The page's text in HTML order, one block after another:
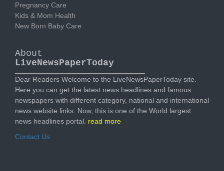
Pregnancy Care
Kids & Mom Health
New Born Baby Care
About
LiveNewsPaperToday
Dear Readers Welcome to the LiveNewsPaperToday site.
Here you can get the latest news headlines and famous
newspapers with different category, national and international
news website links. Now, this is one of the World largest
news headlines portal. read more
Contact Us